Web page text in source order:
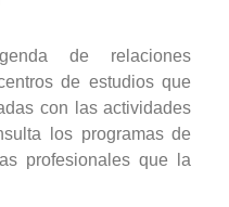
de relaciones
de estudios que
con las actividades
los programas de
profesionales que la